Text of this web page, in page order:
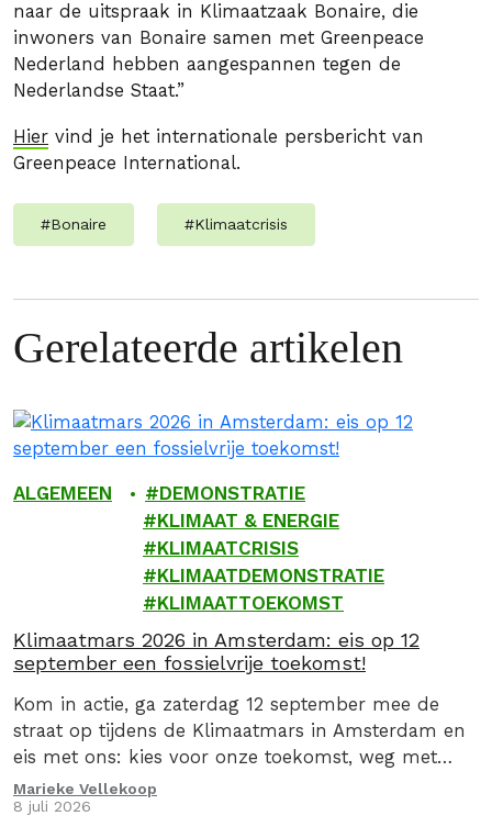
naar de uitspraak in Klimaatzaak Bonaire, die
inwoners van Bonaire samen met Greenpeace
Nederland hebben aangespannen tegen de
Nederlandse Staat.”
Hier vind je het internationale persbericht van
Greenpeace International.
#Bonaire #Klimaatcrisis
Gerelateerde artikelen
ALGEMEEN
DEMONSTRATIE
KLIMAAT & ENERGIE
KLIMAATCRISIS
KLIMAATDEMONSTRATIE
KLIMAATTOEKOMST
Klimaatmars 2026 in Amsterdam: eis op 12
september een fossielvrije toekomst!
Kom in actie, ga zaterdag 12 september mee de
straat op tijdens de Klimaatmars in Amsterdam en
eis met ons: kies voor onze toekomst, weg met
fossiel!
Marieke Vellekoop
8 juli 2026